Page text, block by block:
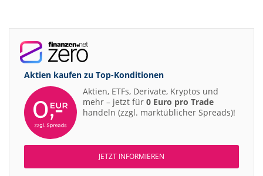
Aktien kaufen zu Top-Konditionen
Aktien, ETFs, Derivate, Kryptos und
mehr – jetzt für 0 Euro pro Trade
handeln (zzgl. marktüblicher Spreads)!
JETZT INFORMIEREN